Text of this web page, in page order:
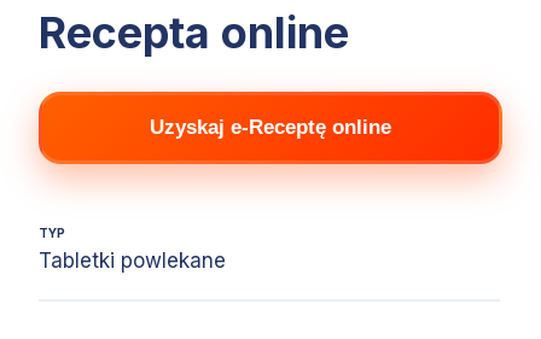
Recepta online
Uzyskaj e-Receptę online
TYP
Tabletki powlekane